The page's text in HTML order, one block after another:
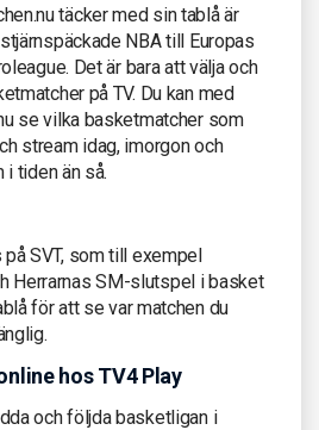
täcker med sin tablå är
NBA till Europas
Det är bara att välja och
på TV. Du kan med
se vilka basketmatcher som
stream idag, imorgon och
tiden än så.
SVT, som till exempel
Herrarnas SM-slutspel i basket
för att se var matchen du
hos TV4 Play
och följda basketligan i